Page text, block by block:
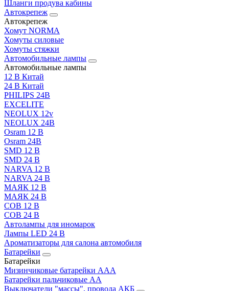
Шланги продува кабины
Автокрепеж
Автокрепеж
Хомут NORMA
Хомуты силовые
Хомуты стяжки
Автомобильные лампы
Автомобильные лампы
12 В Китай
24 В Китай
PHILIPS 24В
EXCELITE
NEOLUX 12v
NEOLUX 24В
Osram 12 В
Osram 24В
SMD 12 В
SMD 24 В
NARVA 12 В
NARVA 24 В
МАЯК 12 В
МАЯК 24 В
COB 12 В
COB 24 В
Автолампы для иномарок
Лампы LED 24 B
Ароматизаторы для салона автомобиля
Батарейки
Батарейки
Мизинчиковые батарейки AAA
Батарейки пальчиковые АА
Выключатели "массы", провода АКБ